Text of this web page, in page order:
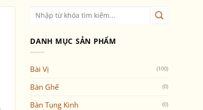
DANH MỤC SẢN PHẨM
Bài Vị (100)
Bàn Ghế (0)
Bàn Tụng Kinh (0)